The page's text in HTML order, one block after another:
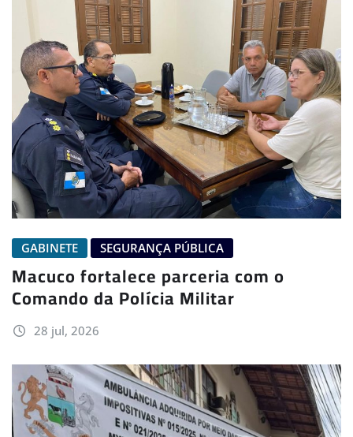
GABINETE SEGURANÇA PÚBLICA
Macuco fortalece parceria com o
Comando da Polícia Militar
28 jul, 2026